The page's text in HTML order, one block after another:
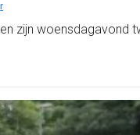
zijn